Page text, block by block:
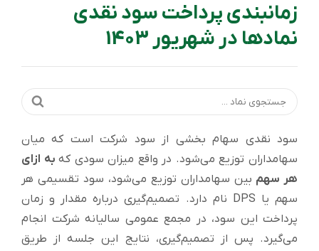
زمانبندی پرداخت سود نقدی
نماد‌ها در شهریور 1403
سود نقدی سهام بخشی از سود شرکت است که میان
سهامداران توزیع می‌شود. در واقع میزان سودی کهبه ازای
هر سهم بین سهامداران توزیع می‌شود، سود تقسیمی هر
سهم یا DPS نام دارد. تصمیم‌گیری درباره مقدار و زمان
پرداخت این سود، در مجمع عمومی سالیانه شرکت انجام
می‌گیرد. پس از تصمیم‌گیری، نتایج این جلسه از طریق